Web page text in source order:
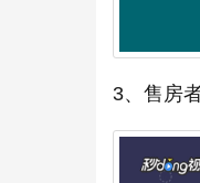
3、售房